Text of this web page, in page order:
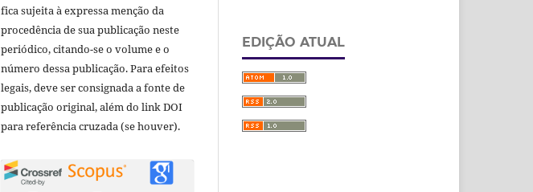
fica sujeita à expressa menção da
procedência de sua publicação neste
periódico, citando-se o volume e o
número dessa publicação. Para efeitos
legais, deve ser consignada a fonte de
publicação original, além do link DOI
para referência cruzada (se houver).
EDIÇÃO ATUAL